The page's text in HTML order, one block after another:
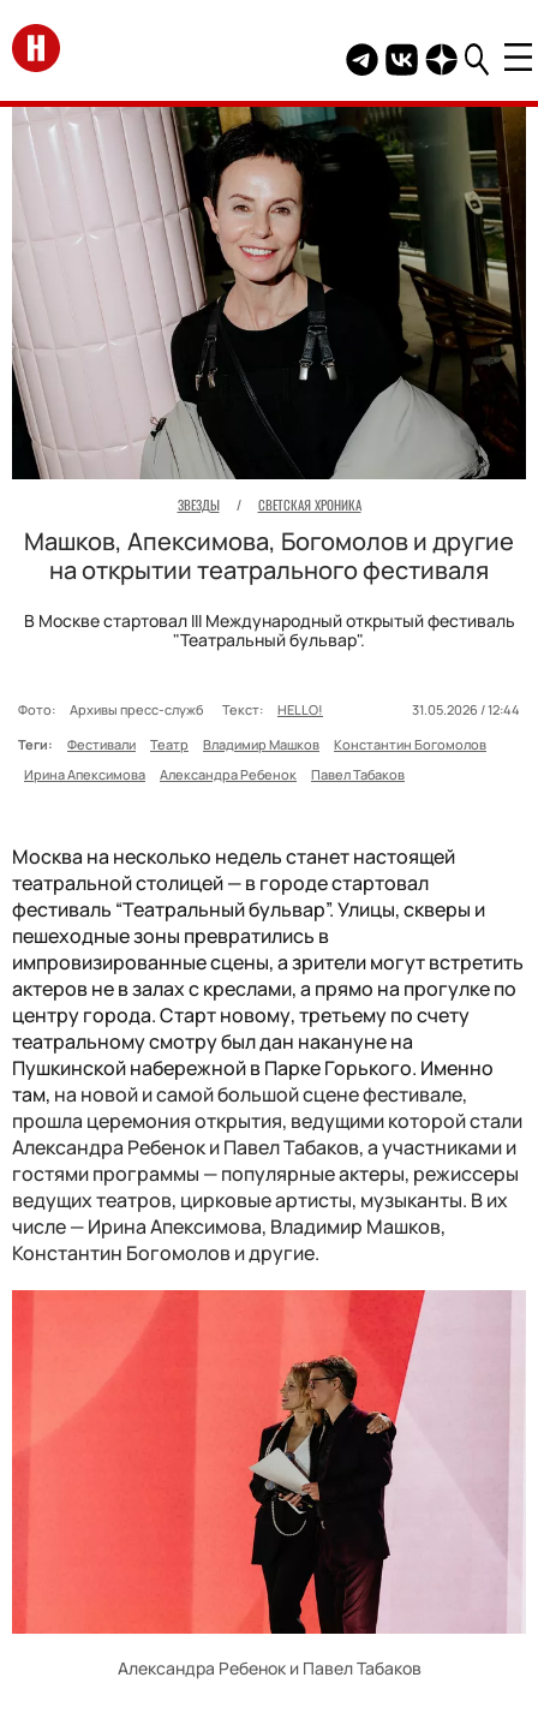
Перейти на главную
Telegram канал
Группа HELLO
Канал
ЗВЕЗДЫ / СВЕТСКАЯ ХРОНИКА
Машков, Апексимова, Богомолов и другие
на открытии театрального фестиваля
В Москве стартовал III Международный открытый фестиваль
"Театральный бульвар".
Фото: Архивы пресс-служб Текст: HELLO!
31.05.2026 / 12:44
Теги:
Фестивали Театр Владимир Машков
Константин Богомолов
Ирина Апексимова
Александра Ребенок Павел Табаков
Москва на несколько недель станет настоящей
театральной столицей — в городе стартовал
фестиваль “Театральный бульвар”. Улицы, скверы и
пешеходные зоны превратились в
импровизированные сцены, а зрители могут встретить
актеров не в залах с креслами, а прямо на прогулке по
центру города. Старт новому, третьему по счету
театральному смотру был дан накануне на
Пушкинской набережной в Парке Горького. Именно
там, на новой и самой большой сцене фестивале,
прошла церемония открытия, ведущими которой стали
Александра Ребенок и Павел Табаков, а участниками и
гостями программы — популярные актеры, режиссеры
ведущих театров, цирковые артисты, музыканты. В их
числе — Ирина Апексимова, Владимир Машков,
Константин Богомолов и другие.
Александра Ребенок и Павел Табаков